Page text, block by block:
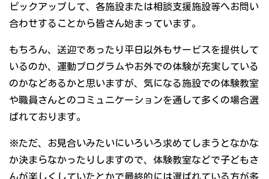
ピックアップして、各施設または相談支援施設等へお問い
合わせすることから皆さん始まっています。
もちろん、送迎であったり平日以外もサービスを提供して
いるのか、運動プログラムやお外での体験が充実している
のかなどあるかと思いますが、気になる施設での体験教室
や職員さんとのコミュニケーションを通して多くの場合選
ばれております。
※ただ、お見合いみたいにいろいろ求めてしまうとなかな
か決まらなかったりしますので、体験教室などで子どもさ
んが楽しくしていたとかで最終的には選ばれている方が多